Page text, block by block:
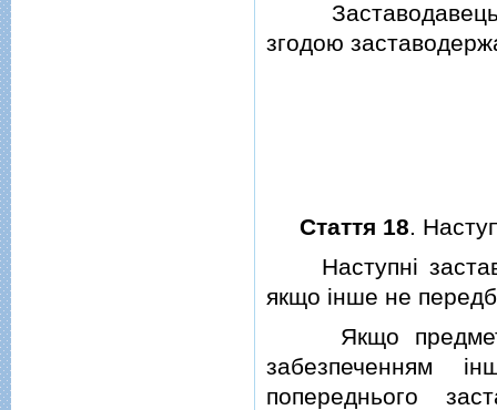
Заставодавець
згодою
Стаття 18 .
Наступнi
якщо iнше не
Якщо
забезпеченням
попереднього